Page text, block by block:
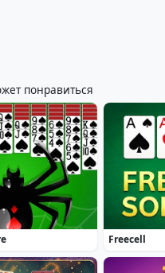
понравиться
Freecell